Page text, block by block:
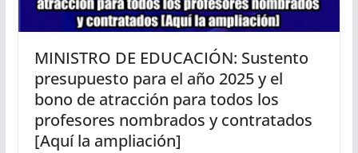
MINISTRO DE EDUCACIÓN: Sustento
presupuesto para el año 2025 y el
bono de atracción para todos los
profesores nombrados y contratados
[Aquí la ampliación]